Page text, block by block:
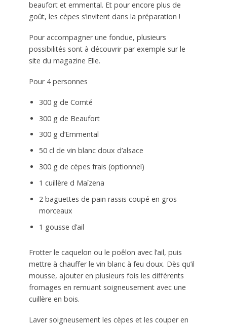
beaufort et emmental. Et pour encore plus de
goût, les cèpes s’invitent dans la préparation !
Pour accompagner une fondue, plusieurs
possibilités sont à découvrir par exemple sur le
site du magazine Elle.
Pour 4 personnes
300 g de Comté
300 g de Beaufort
300 g d’Emmental
50 cl de vin blanc doux d’alsace
300 g de cèpes frais (optionnel)
1 cuillère d Maïzena
2 baguettes de pain rassis coupé en gros
morceaux
1 gousse d’ail
Frotter le caquelon ou le poêlon avec l’ail, puis
mettre à chauffer le vin blanc à feu doux. Dès qu’il
mousse, ajouter en plusieurs fois les différents
fromages en remuant soigneusement avec une
cuillère en bois.
Laver soigneusement les cèpes et les couper en